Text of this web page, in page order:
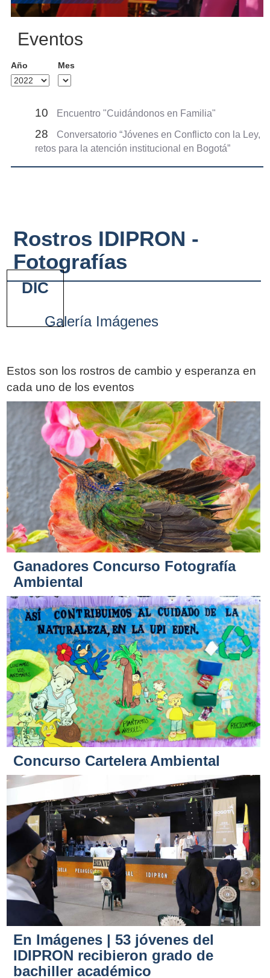
Eventos
Año Mes
10 Encuentro "Cuidándonos en Familia"
28
Conversatorio “Jóvenes en Conflicto con la Ley,
retos para la atención institucional en Bogotá”
Rostros IDIPRON -
Fotografías
Galería Imágenes
Estos son los rostros de cambio y esperanza en
cada uno de los eventos
Ganadores Concurso Fotografía
Ambiental
Concurso Cartelera Ambiental
En Imágenes | 53 jóvenes del
IDIPRON recibieron grado de
bachiller académico
DIC